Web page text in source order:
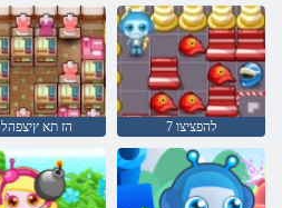
3 הז תא ץיצפהל להפציצו 7